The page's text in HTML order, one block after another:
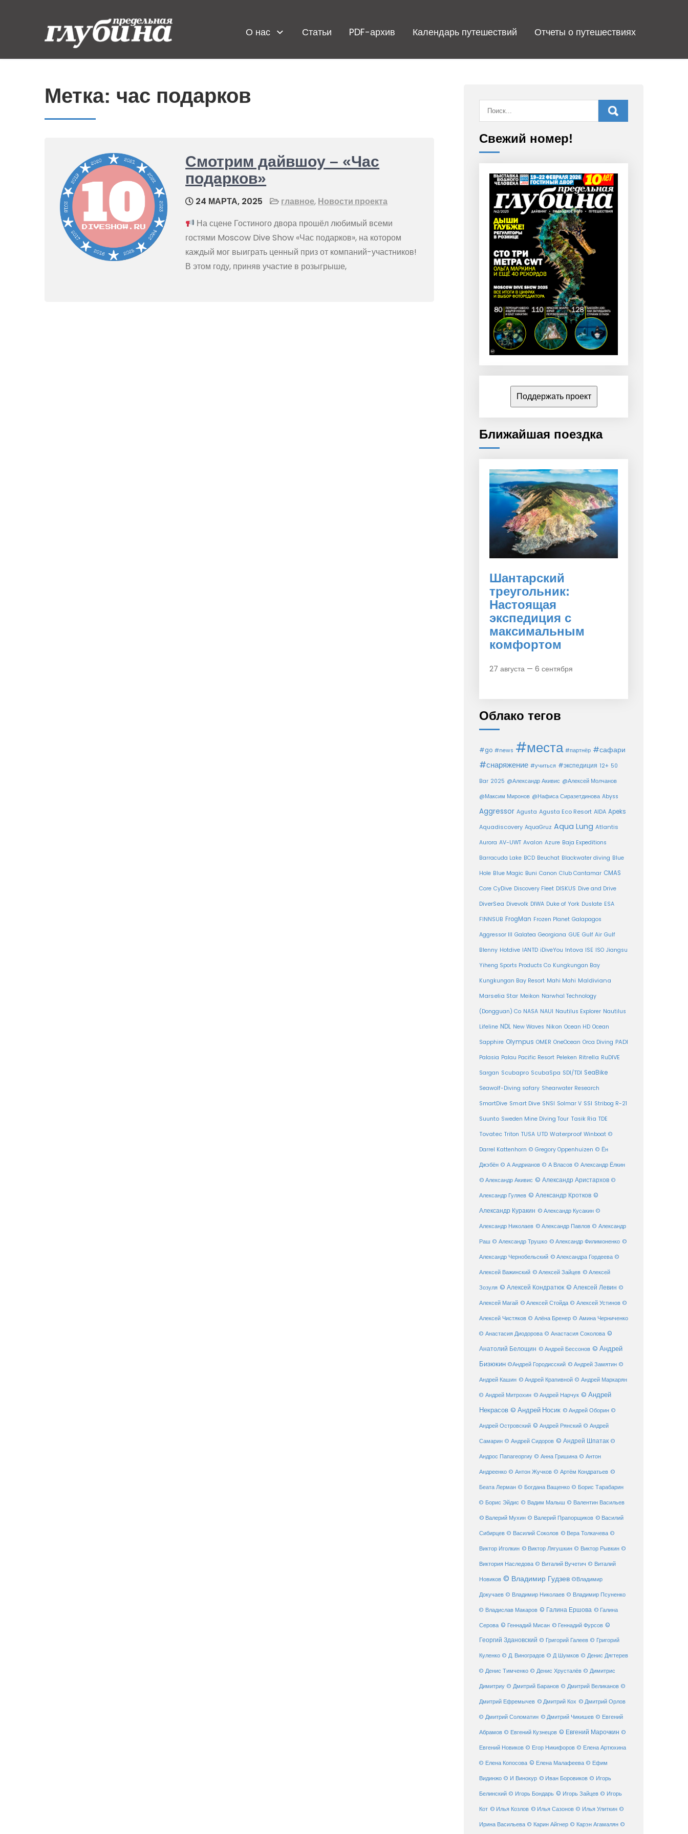
Предельная
глубина
О нас Статьи PDF-архив Календарь путешествий Отчеты о путешествиях
Метка: час подарков
Смотрим дайвшоу – «Час
подарков»
24 МАРТА, 2025 главное, Новости проекта
На сцене Гостиного двора прошёл любимый всеми
гостями Moscow Dive Show «Час подарков», на котором
каждый мог выиграть ценный приз от компаний-участников!
В этом году, приняв участие в розыгрыше,
Свежий номер!
Поддержать проект
Ближайшая поездка
Шантарский
треугольник:
Настоящая
экспедиция с
максимальным
комфортом
27 августа — 6 сентября
Облако тегов
#go #news #места #партнёр #сафари
#снаряжение #учиться #экспедиция 12+ 50
Bar 2025 @Александр Акивис @Алексей Молчанов
@Максим Миронов @Нафиса Сиразетдинова Abyss
Aggressor Agusta Agusta Eco Resort AIDA Apeks
Aquadiscovery AquaGruz Aqua Lung Atlantis
Aurora AV-UWT Avalon Azure Baja Expeditions
Barracuda Lake BCD Beuchat Blackwater diving Blue
Hole Blue Magic Buni Canon Club Cantamar CMAS
Core CyDive Discovery Fleet DISKUS Dive and Drive
DiverSea Divevolk DIWA Duke of York Duslate ESA
FINNSUB FrogMan Frozen Planet Galapagos
Aggressor III Galatea Georgiana GUE Gulf Air Gulf
Blenny Hotdive IANTD iDiveYou Intova ISE ISO Jiangsu
Yiheng Sports Products Co Kungkungan Bay
Kungkungan Bay Resort Mahi Mahi Maldiviana
Marselia Star Meikon Narwhal Technology
(Dongguan) Co NASA NAUI Nautilus Explorer Nautilus
Lifeline NDL New Waves Nikon Ocean HD Ocean
Sapphire Olympus OMER OneOcean Orca Diving PADI
Palasia Palau Pacific Resort Peleken Ritrella RuDIVE
Sargan Scubapro ScubaSpa SDI/TDI SeaBike
Seawolf-Diving safary Shearwater Research
SmartDive Smart Dive SNSI Solmar V SSI Stribog R-21
Suunto Sweden Mine Diving Tour Tasik Ria TDE
Tovatec Triton TUSA UTD Waterproof Winboat ©
Darrel Kattenhorn © Gregory Oppenhuizen © Ён
Джэбён © А Андрианов © А Власов © Александр Ёлкин
© Александр Акивис © Александр Аристархов ©
Александр Гуляев © Александр Кротков ©
Александр Куракин © Александр Кусакин ©
Александр Николаев © Александр Павлов © Александр
Раш © Александр Трушко © Александр Филимоненко ©
Александр Чернобельский © Александра Гордеева ©
Алексей Важинский © Алексей Зайцев © Алексей
Зозуля © Алексей Кондратюк © Алексей Левин ©
Алексей Магай © Алексей Стойда © Алексей Устинов ©
Алексей Чистяков © Алёна Бренер © Амина Черниченко
© Анастасия Диодорова © Анастасия Соколова ©
Анатолий Белощин © Андрей Бессонов © Андрей
Бизюкин ©Андрей Городисский © Андрей Замятин ©
Андрей Кашин © Андрей Крапивной © Андрей Маркарян
© Андрей Митрохин © Андрей Нарчук © Андрей
Некрасов © Андрей Носик © Андрей Оборин ©
Андрей Островский © Андрей Рянский © Андрей
Самарин © Андрей Сидоров © Андрей Шпатак ©
Андрос Папагеоргиу © Анна Гришина © Антон
Андреенко © Антон Жучков © Артём Кондратьев ©
Беата Лерман © Богдана Ващенко © Борис Тарабарин
© Борис Эйдис © Вадим Малыш © Валентин Васильев
© Валерий Мухин © Валерий Прапорщиков © Василий
Сибирцев © Василий Соколов © Вера Толкачева ©
Виктор Иголкин © Виктор Лягушкин © Виктор Рывкин ©
Виктория Наследова © Виталий Вучетич © Виталий
Новиков © Владимир Гудзев ©Владимир
Докучаев © Владимир Николаев © Владимир Псуненко
© Владислав Макаров © Галина Ершова © Галина
Серова © Геннадий Мисан © Геннадий Фурсов ©
Георгий Здановский © Григорий Галеев © Григорий
Куленко © Д. Виноградов © Д Шумков © Денис Дягтерев
© Денис Тимченко © Денис Хрусталёв © Димитрис
Димитриу © Дмитрий Баранов © Дмитрий Великанов ©
Дмитрий Ефремычев © Дмитрий Кох © Дмитрий Орлов
© Дмитрий Соломатин © Дмитрий Чикишев © Евгений
Абрамов © Евгений Кузнецов © Евгений Марочкин ©
Евгений Новиков © Егор Никифоров © Елена Артюхина
© Елена Копосова © Елена Малафеева © Ефим
Видинжо © И Винокур © Иван Боровиков © Игорь
Белинский © Игорь Бондарь © Игорь Зайцев © Игорь
Кот © Илья Козлов © Илья Сазонов © Илья Улиткин ©
Ирина Васильева © Карин Айгнер © Карэн Агамалян ©